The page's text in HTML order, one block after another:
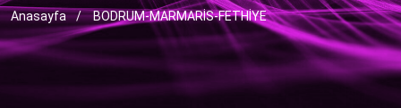
Anasayfa BODRUM-MARMARİS-FETHİYE